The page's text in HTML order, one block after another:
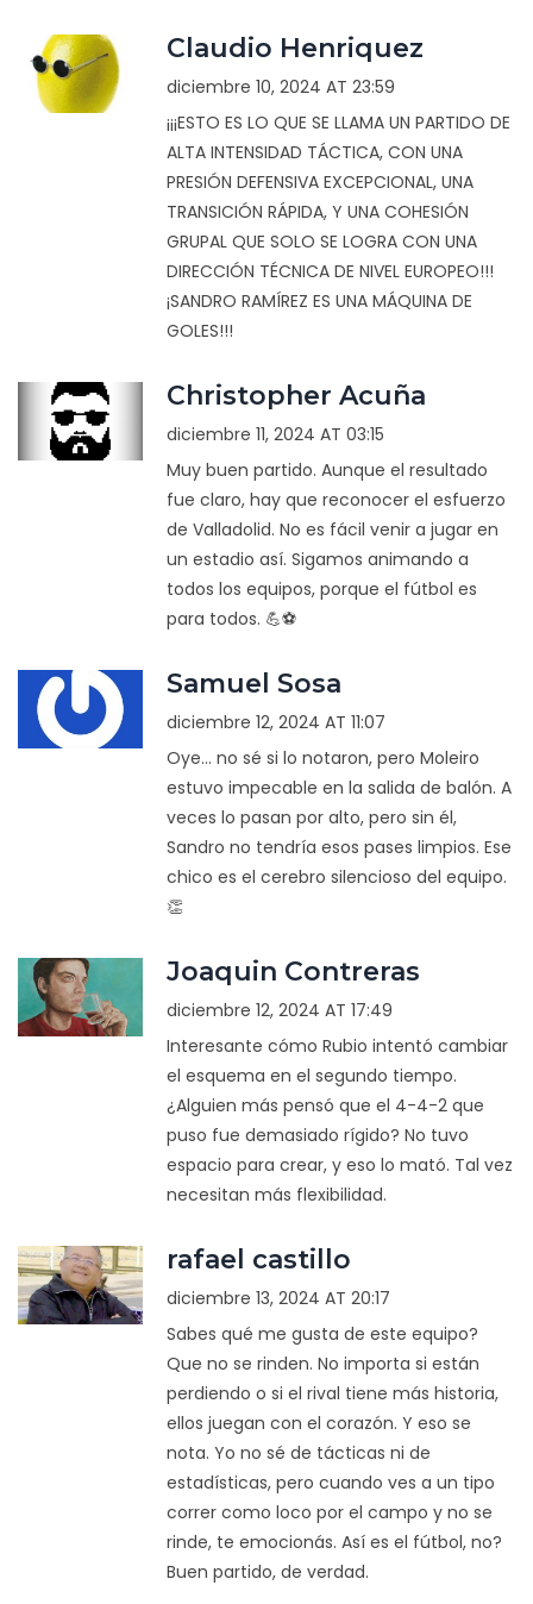
Claudio Henriquez
diciembre 10, 2024 AT 23:59
¡¡¡ESTO ES LO QUE SE LLAMA UN PARTIDO DE
ALTA INTENSIDAD TÁCTICA, CON UNA
PRESIÓN DEFENSIVA EXCEPCIONAL, UNA
TRANSICIÓN RÁPIDA, Y UNA COHESIÓN
GRUPAL QUE SOLO SE LOGRA CON UNA
DIRECCIÓN TÉCNICA DE NIVEL EUROPEO!!!
¡SANDRO RAMÍREZ ES UNA MÁQUINA DE
GOLES!!!
Christopher Acuña
diciembre 11, 2024 AT 03:15
Muy buen partido. Aunque el resultado
fue claro, hay que reconocer el esfuerzo
de Valladolid. No es fácil venir a jugar en
un estadio así. Sigamos animando a
todos los equipos, porque el fútbol es
para todos. 💪⚽
Samuel Sosa
diciembre 12, 2024 AT 11:07
Oye... no sé si lo notaron, pero Moleiro
estuvo impecable en la salida de balón. A
veces lo pasan por alto, pero sin él,
Sandro no tendría esos pases limpios. Ese
chico es el cerebro silencioso del equipo.
👏
Joaquin Contreras
diciembre 12, 2024 AT 17:49
Interesante cómo Rubio intentó cambiar
el esquema en el segundo tiempo.
¿Alguien más pensó que el 4-4-2 que
puso fue demasiado rígido? No tuvo
espacio para crear, y eso lo mató. Tal vez
necesitan más flexibilidad.
rafael castillo
diciembre 13, 2024 AT 20:17
Sabes qué me gusta de este equipo?
Que no se rinden. No importa si están
perdiendo o si el rival tiene más historia,
ellos juegan con el corazón. Y eso se
nota. Yo no sé de tácticas ni de
estadísticas, pero cuando ves a un tipo
correr como loco por el campo y no se
rinde, te emocionás. Así es el fútbol, no?
Buen partido, de verdad.